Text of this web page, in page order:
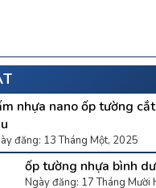
nhựa nano ốp tường
đăng: 13 Tháng Một, 2025
ốp tường nhựa bình
Ngày đăng: 17 Tháng Mười